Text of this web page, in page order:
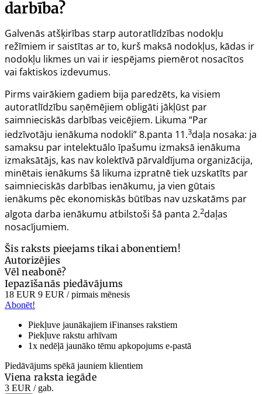
darbība?
Galvenās atšķirības starp autoratlīdzības nodokļu
režīmiem ir saistītas ar to, kurš maksā nodokļus, kādas ir
nodokļu likmes un vai ir iespējams piemērot nosacītos
vai faktiskos izdevumus.
Pirms vairākiem gadiem bija paredzēts, ka visiem
autoratlīdzību saņēmējiem obligāti jākļūst par
saimnieciskās darbības veicējiem. Likuma “Par
iedzīvotāju ienākuma nodokli”8.panta 11.3daļa nosaka: ja
samaksu par intelektuālo īpašumu izmaksā ienākuma
izmaksātājs, kas nav kolektīvā pārvaldījuma organizācija,
minētais ienākums šā likuma izpratnē tiek uzskatīts par
saimnieciskās darbības ienākumu, ja vien gūtais
ienākums pēc ekonomiskās būtības nav uzskatāms par
algota darba ienākumu atbilstoši šā panta 2.2daļas
nosacījumiem.
Šis raksts pieejams tikai abonentiem!
Autorizējies
Vēl neabonē?
Iepazīšanās piedāvājums
18 EUR 9 EUR / pirmais mēnesis
Abonēt!
Piekļuve jaunākajiem iFinanses rakstiem
Piekļuve rakstu arhīvam
1x nedēļā jaunāko tēmu apkopojums e-pastā
Piedāvājums spēkā jauniem klientiem
Viena raksta iegāde
3 EUR / gab.